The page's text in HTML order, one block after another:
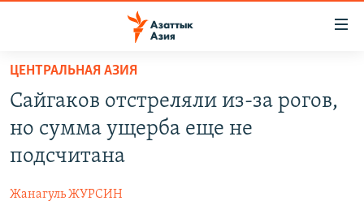
Вернуться
основному
содержанию
Вернутся
главной
навигацииТАДЖИКИСТАН
ВОЙНА В УКРАИНЕ
ҚАЗАҚША
ЦЕНТРАЛЬНАЯ АЗИЯ
Сайгаков отстреляли из-за рогов,
но сумма ущерба еще не
подсчитана
Жанагуль ЖУРСИН